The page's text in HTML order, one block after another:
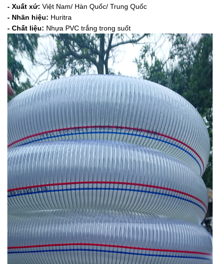
- Xuất xứ: Việt Nam/ Hàn Quốc/ Trung Quốc
- Nhãn hiệu: Huritra
- Chất liệu: Nhựa PVC trắng trong suốt